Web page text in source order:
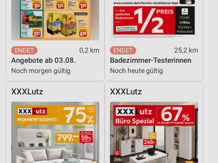
0,2 km
Angebote ab 03.08.
Noch morgen gültig
25,2 km
Badezimmer-Testerinnen
Noch heute gültig
XXXLutz XXXLutz